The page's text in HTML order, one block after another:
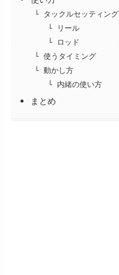
タックルセッティング
リール
ロッド
使うタイミング
動かし方
内緒の使い方
まとめ